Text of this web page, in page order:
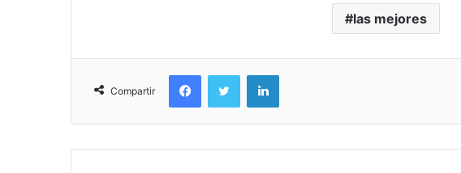
las mejores
Compartir
FacebookTwitter LinkedIn